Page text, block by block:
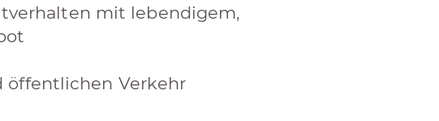
mit lebendigem,
öffentlichen Verkehr